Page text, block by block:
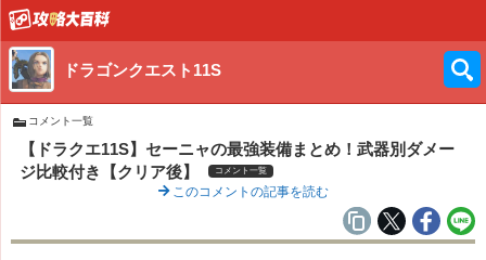
ドラゴンクエスト11S
コメント一覧
【ドラクエ11S】セーニャの最強装備まとめ！武器別ダメー
ジ比較付き【クリア後】
コメント一覧
このコメントの記事を読む